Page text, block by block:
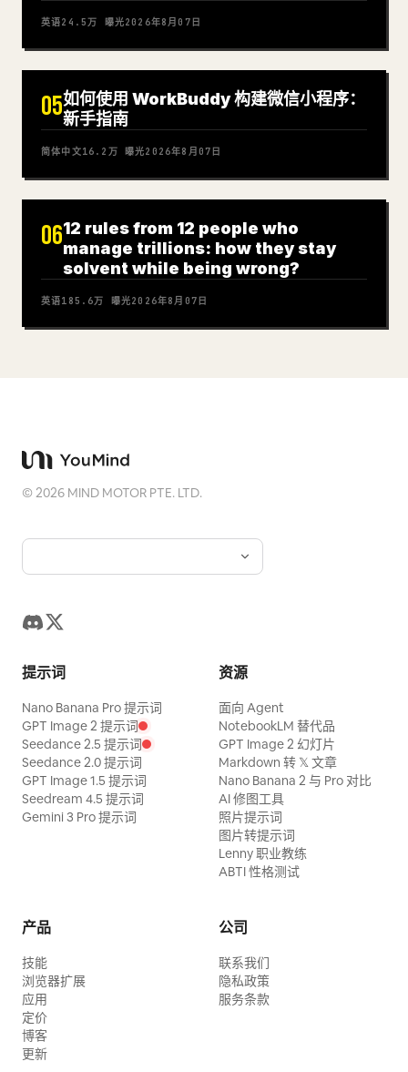
英语24.5万 曝光2026年8月07日
05如何使用 WorkBuddy 构建微信小程序：
新手指南
简体中文16.2万 曝光2026年8月07日
0612 rules from 12 people who
manage trillions: how they stay
solvent while being wrong?
英语185.6万 曝光2026年8月07日
©2026 MIND MOTOR PTE. LTD.
提示词
Nano Banana Pro 提示词
GPT Image 2 提示词
Seedance 2.5 提示词
Seedance 2.0 提示词
GPT Image 1.5 提示词
Seedream 4.5 提示词
Gemini 3 Pro 提示词
资源
面向 Agent
NotebookLM 替代品
GPT Image 2 幻灯片
Markdown 转 𝕏 文章
Nano Banana 2 与 Pro 对比
AI 修图工具
照片提示词
图片转提示词
Lenny 职业教练
ABTI 性格测试
产品
技能
浏览器扩展
应用
定价
博客
更新
公司
联系我们
隐私政策
服务条款